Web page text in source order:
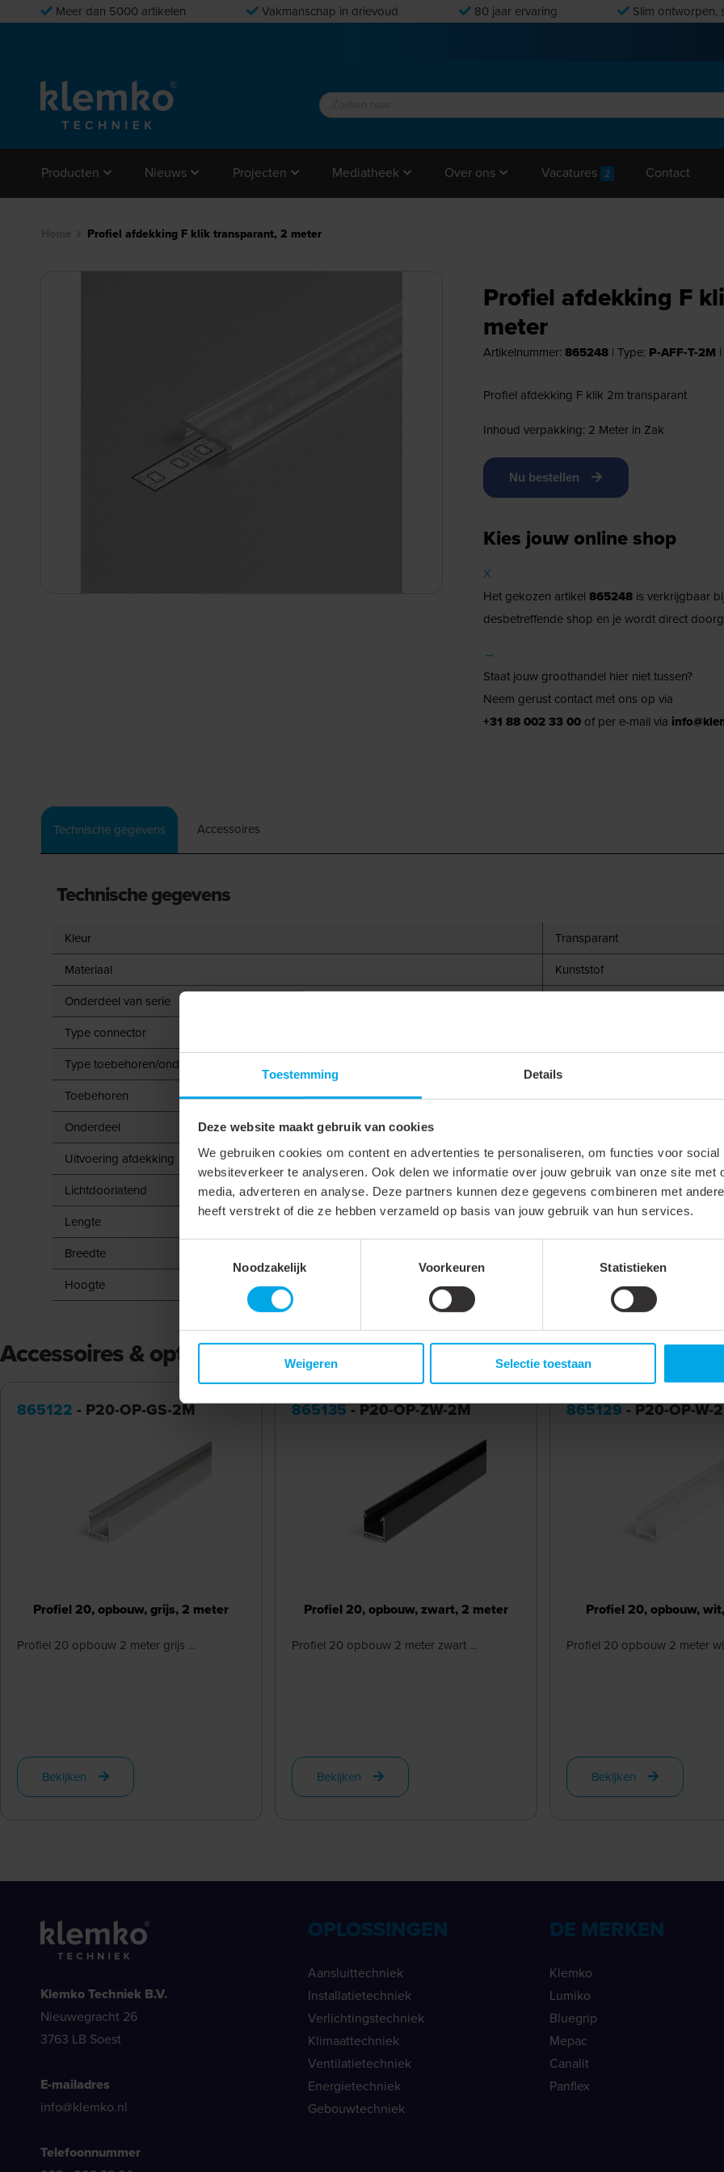
Toestemming Details
Deze website maakt gebruik van cookies
We gebruiken cookies om content en advertenties te personaliseren, om functies voor
websiteverkeer te analyseren. Ook delen we informatie over jouw gebruik van onze site met
media, adverteren en analyse. Deze partners kunnen deze gegevens combineren met
heeft verstrekt of die ze hebben verzameld op basis van jouw gebruik van hun services.
Noodzakelijk
Voorkeuren Statistieken
Weigeren Selectie toestaan
Meer dan 5000 artikelen Vakmanschap in drievoud 80 jaar ervaring Slim ontworpen,
Producten Nieuws Projecten Mediatheek Over ons Vacatures 2 Contact
Profiel afdekking F klik transparant, 2 meter
Profiel afdekking F
meter
Artikelnummer: 865248| Type: P-AFF-T-2M
Profiel afdekking F klik 2m transparant
Inhoud verpakking: 2 Meter in Zak
Nu bestellen
Kies jouw online shop
X
Het gekozen artikel 865248is verkrijgbaar
desbetreffende shop en je wordt direct
→
Staat jouw groothandel hier niet tussen?
Neem gerust contact met ons op via
+31 88 002 33 00of per e-mail via
Technische gegevens Accessoires
Technische gegevens
Kleur
Transparant
Materiaal
Kunststof
Onderdeel van serie
Type connector
Type toebehoren/onderdelen
Toebehoren
Onderdeel
Uitvoering afdekking
Helder
Lichtdoorlatend
95 %
Lengte
Breedte
Hoogte
Accessoires & opties
865122 - P20-OP-GS-2M
Profiel 20, opbouw, grijs, 2 meter
Profiel 20 opbouw 2 meter grijs ...
Bekijken
865135- P20-OP-ZW-2M
Profiel 20, opbouw, zwart, 2 meter
Profiel 20 opbouw 2 meter zwart ...
Bekijken
865129- P20-OP-W-
Profiel 20, opbouw,
Profiel 20 opbouw 2 meter
Bekijken
Klemko Techniek B.V.
Nieuwegracht 26
3763 LB Soest
E-mailadres
info@klemko.nl
Telefoonnummer
OPLOSSINGEN
Aansluittechniek
Installatietechniek
Verlichtingstechniek
Klimaattechniek
Ventilatietechniek
Energietechniek
Gebouwtechniek
DE MERKEN
Klemko
Lumiko
Bluegrip
Mepac
Canalit
Panflex